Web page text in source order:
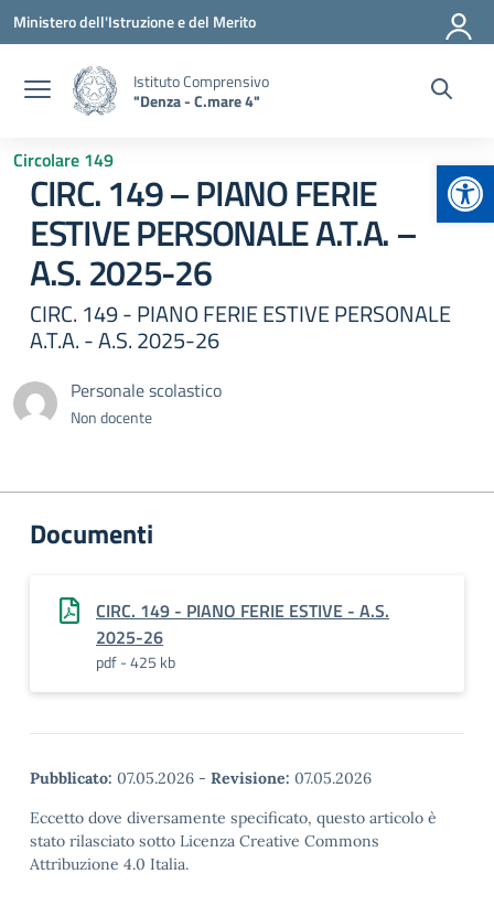
Vai ai contenuti
Vai al menu di navigazione
Vai al footer
Ministero dell'Istruzione e del Merito
Istituto Comprensivo
"Denza - C.mare 4"
Circolare 149
CIRC. 149 – PIANO FERIE
ESTIVE PERSONALE A.T.A. –
A.S. 2025-26
CIRC. 149 - PIANO FERIE ESTIVE PERSONALE
A.T.A. - A.S. 2025-26
Personale scolastico
Non docente
Documenti
CIRC. 149 - PIANO FERIE ESTIVE - A.S.
2025-26
pdf - 425 kb
Pubblicato: 07.05.2026 - Revisione: 07.05.2026
Eccetto dove diversamente specificato, questo articolo è
stato rilasciato sotto Licenza Creative Commons
Attribuzione 4.0 Italia.